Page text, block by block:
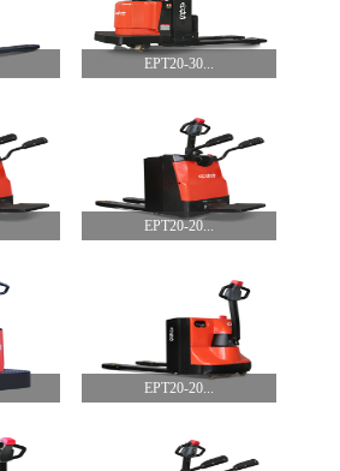
EPT20-30...
EPT20-20...
EPT20-20...